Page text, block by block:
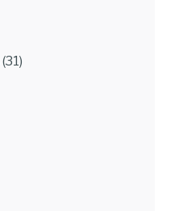
(31)